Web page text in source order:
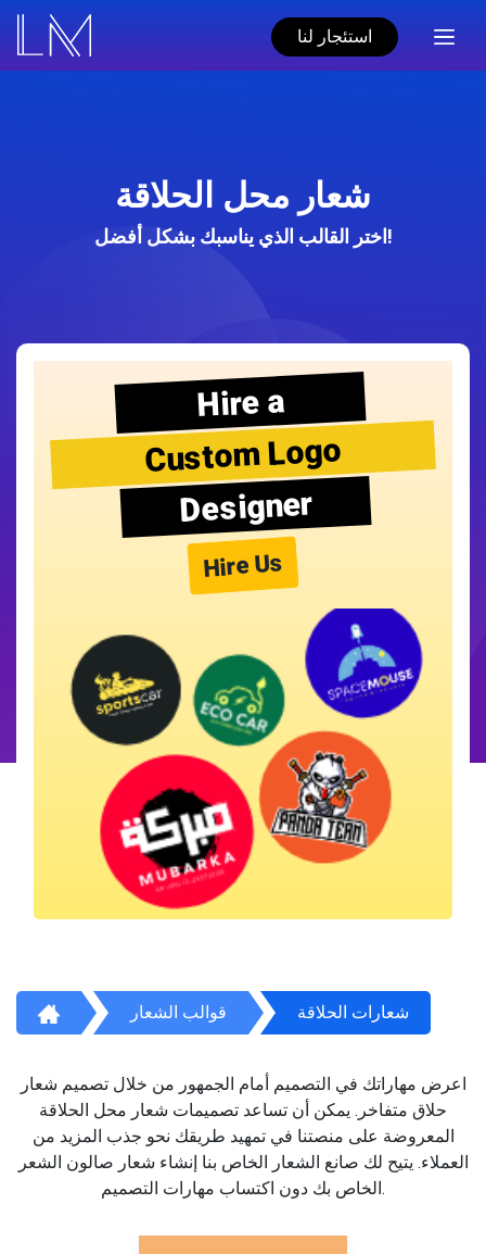
استئجار لنا
شعار محل الحلاقة
اختر القالب الذي يناسبك بشكل أفضل!
Hire a
Custom Logo
Designer
Hire Us
قوالب الشعار شعارات الحلاقة
اعرض مهاراتك في التصميم أمام الجمهور من خلال تصميم شعار
حلاق متفاخر. يمكن أن تساعد تصميمات شعار محل الحلاقة
المعروضة على منصتنا في تمهيد طريقك نحو جذب المزيد من
العملاء. يتيح لك صانع الشعار الخاص بنا إنشاء شعار صالون الشعر
الخاص بك دون اكتساب مهارات التصميم.